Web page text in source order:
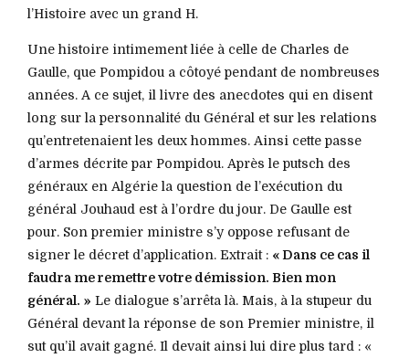
l’Histoire avec un grand H.
Une histoire intimement liée à celle de Charles de
Gaulle, que Pompidou a côtoyé pendant de nombreuses
années. A ce sujet, il livre des anecdotes qui en disent
long sur la personnalité du Général et sur les relations
qu’entretenaient les deux hommes. Ainsi cette passe
d’armes décrite par Pompidou. Après le putsch des
généraux en Algérie la question de l’exécution du
général Jouhaud est à l’ordre du jour. De Gaulle est
pour. Son premier ministre s’y oppose refusant de
signer le décret d’application. Extrait : « Dans ce cas il
faudra me remettre votre démission. Bien mon
général. » Le dialogue s’arrêta là. Mais, à la stupeur du
Général devant la réponse de son Premier ministre, il
sut qu’il avait gagné. Il devait ainsi lui dire plus tard : «